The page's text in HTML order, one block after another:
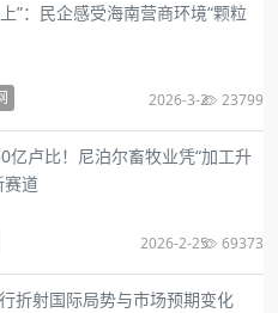
”：民企感受海南营商环境“颗粒
2026-3-2 23799
亿卢比！尼泊尔畜牧业凭“加工升
赛道
2026-2-25 69373
折射国际局势与市场预期变化